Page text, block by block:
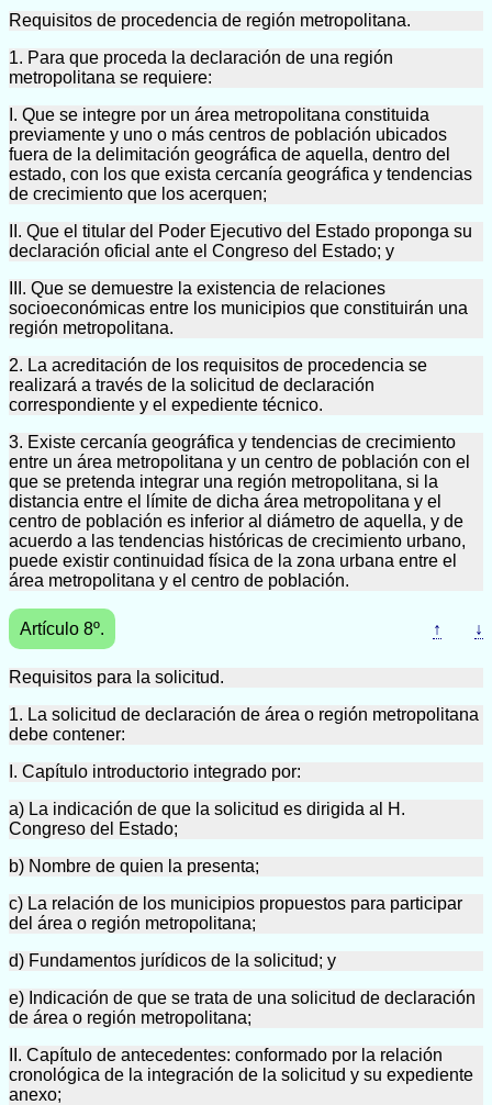
Requisitos de procedencia de región metropolitana.
1. Para que proceda la declaración de una región
metropolitana se requiere:
I. Que se integre por un área metropolitana constituida
previamente y uno o más centros de población ubicados
fuera de la delimitación geográfica de aquella, dentro del
estado, con los que exista cercanía geográfica y tendencias
de crecimiento que los acerquen;
II. Que el titular del Poder Ejecutivo del Estado proponga su
declaración oficial ante el Congreso del Estado; y
III. Que se demuestre la existencia de relaciones
socioeconómicas entre los municipios que constituirán una
región metropolitana.
2. La acreditación de los requisitos de procedencia se
realizará a través de la solicitud de declaración
correspondiente y el expediente técnico.
3. Existe cercanía geográfica y tendencias de crecimiento
entre un área metropolitana y un centro de población con el
que se pretenda integrar una región metropolitana, si la
distancia entre el límite de dicha área metropolitana y el
centro de población es inferior al diámetro de aquella, y de
acuerdo a las tendencias históricas de crecimiento urbano,
puede existir continuidad física de la zona urbana entre el
área metropolitana y el centro de población.
Artículo 8º. ↑ ↓
Requisitos para la solicitud.
1. La solicitud de declaración de área o región metropolitana
debe contener:
I. Capítulo introductorio integrado por:
a) La indicación de que la solicitud es dirigida al H.
Congreso del Estado;
b) Nombre de quien la presenta;
c) La relación de los municipios propuestos para participar
del área o región metropolitana;
d) Fundamentos jurídicos de la solicitud; y
e) Indicación de que se trata de una solicitud de declaración
de área o región metropolitana;
II. Capítulo de antecedentes: conformado por la relación
cronológica de la integración de la solicitud y su expediente
anexo;